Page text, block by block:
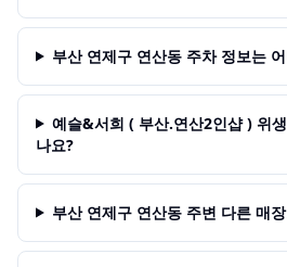
부산 연제구 연산동 주차 정보는
예슬&서희 ( 부산.연산2인샵 ) 위
나요?
부산 연제구 연산동 주변 다른 매